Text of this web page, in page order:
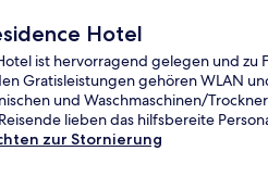
Hotel
ist hervorragend gelegen und
Gratisleistungen gehören WLAN
und Waschmaschinen/
lieben das hilfsbereite
zur Stornierung